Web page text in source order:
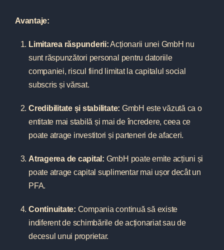
Avantaje:
Limitarea răspunderii:Acționarii unei GmbH nu
sunt răspunzători personal pentru datoriile
companiei, riscul fiind limitat la capitalul social
subscris și vărsat.
Credibilitate și stabilitate: GmbH este văzută ca o
entitate mai stabilă și mai de încredere, ceea ce
poate atrage investitori și parteneri de afaceri.
Atragerea de capital: GmbH poate emite acțiuni și
poate atrage capital suplimentar mai ușor decât un
PFA.
Continuitate: Compania continuă să existe
indiferent de schimbările de acționariat sau de
decesul unui proprietar.